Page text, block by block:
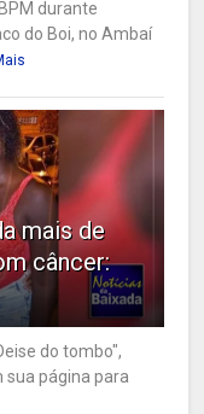
durante
do Boi, no Ambaí
mais de
câncer:
do tombo",
sua página para